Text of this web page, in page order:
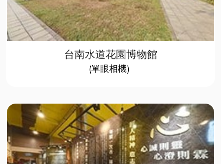
台南水道花園博物館
(單眼相機)​​